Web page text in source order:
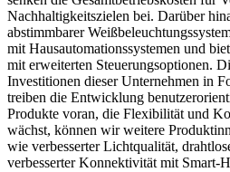
Nachhaltigkeitszielen bei. Darüber
abstimmbarer
mit Hausautomationssystemen und
mit erweiterten Steuerungsoptionen.
Investitionen dieser Unternehmen in
treiben die Entwicklung
Produkte voran, die Flexibilität und
wächst, können wir weitere
wie verbesserter Lichtqualität,
verbesserter Konnektivität mit Smart-